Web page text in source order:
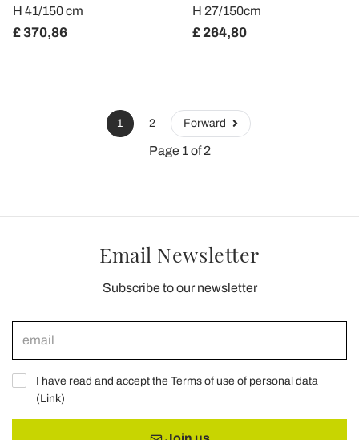
H 41/150 cm
£ 370,86
H 27/150cm
£ 264,80
1 2 Forward
Page 1 of 2
Email Newsletter
Subscribe to our newsletter
I have read and accept the Terms of use of personal data
(Link)